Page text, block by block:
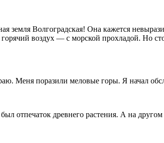
земля Волгоградская! Она кажется
воздух — с морской прохладой. Но
Меня поразили меловые горы. Я начал
отпечаток древнего растения. А на